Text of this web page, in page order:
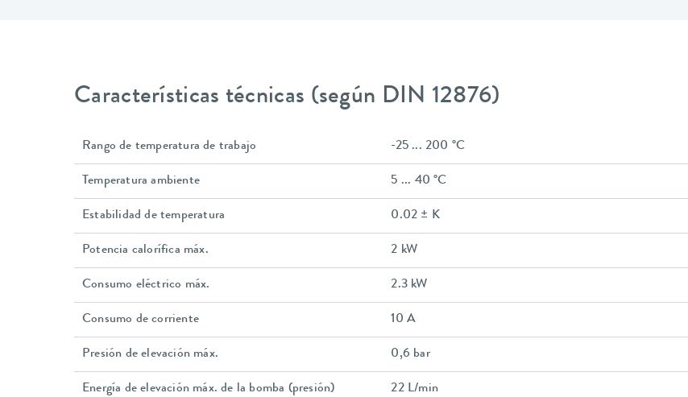
Características técnicas (según DIN 12876)
Rango de temperatura de trabajo -25 ... 200 °C
Temperatura ambiente 5 ... 40 °C
Estabilidad de temperatura 0.02 ± K
Potencia calorífica máx. 2 kW
Consumo eléctrico máx. 2.3 kW
Consumo de corriente 10 A
Presión de elevación máx. 0,6 bar
Energía de elevación máx. de la bomba (presión) 22 L/min